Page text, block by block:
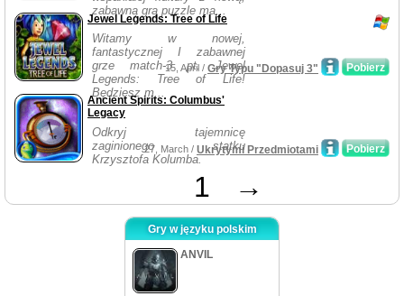
zabawną grą puzzle ma...
Jewel Legends: Tree of Life
Witamy w nowej,
fantastycznej I zabawnej
grze match-3 pt. Jewel
Legends: Tree of Life!
Będziesz m...
Pobierz
15, April / Gry Typu "Dopasuj 3"
Ancient Spirits: Columbus'
Legacy
Odkryj tajemnicę
zaginionego statku
Krzysztofa Kolumba.
Pobierz
27, March / Ukrytymi Przedmiotami
1 →
Gry w języku polskim
ANVIL